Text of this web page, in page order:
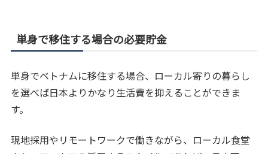
単身で移住する場合の必要貯金
単身でベトナムに移住する場合、ローカル寄りの暮らし
を選べば日本よりかなり生活費を抑えることができま
す。
現地採用やリモートワークで働きながら、ローカル食堂